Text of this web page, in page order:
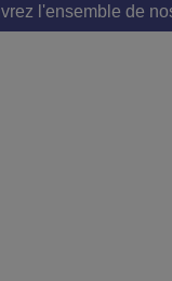
l'ensemble de